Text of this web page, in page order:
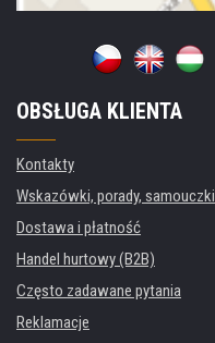
OBSŁUGA KLIENTA
Kontakty
Wskazówki, porady, samouczki
Dostawa i płatność
Handel hurtowy (B2B)
Często zadawane pytania
Reklamacje